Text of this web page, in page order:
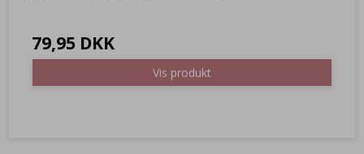
79,95 DKK
Vis produkt